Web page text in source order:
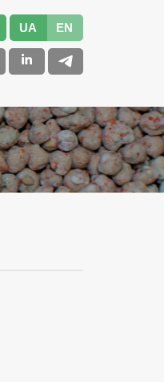
UA EN